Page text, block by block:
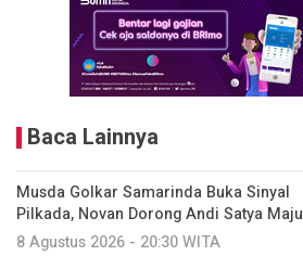
Baca Lainnya
Musda Golkar Samarinda Buka Sinyal
Pilkada, Novan Dorong Andi Satya Maju
8 Agustus 2026 - 20:30 WITA